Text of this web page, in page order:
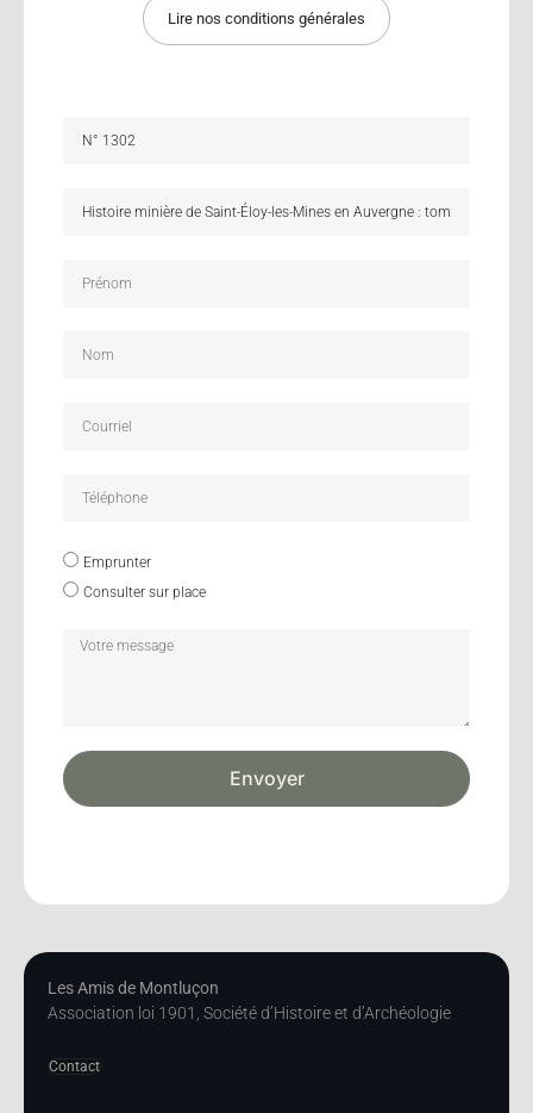
Lire nos conditions générales
Emprunter
Consulter sur place
Envoyer
Les Amis de Montluçon
Association loi 1901, Société d’Histoire et d’Archéologie
Contact